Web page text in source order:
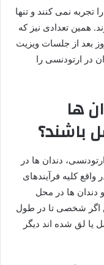
تجربه نمی کنند و تنها
همین تعدادی نیز که
بعد از جلسات ویزیت
در ارتودنسی را
ها
دندان ها در
کلیه فرآیندهای
دندان ها در محل
اگر شخصی تا در طول
لق شده اند دیگر